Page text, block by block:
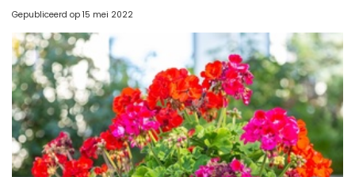
Gepubliceerd op 15 mei 2022